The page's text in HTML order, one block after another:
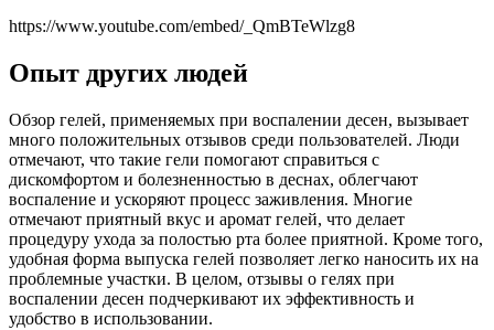
https://www.youtube.com/embed/_QmBTeWlzg8
Опыт других людей
Обзор гелей, применяемых при воспалении десен, вызывает
много положительных отзывов среди пользователей. Люди
отмечают, что такие гели помогают справиться с
дискомфортом и болезненностью в деснах, облегчают
воспаление и ускоряют процесс заживления. Многие
отмечают приятный вкус и аромат гелей, что делает
процедуру ухода за полостью рта более приятной. Кроме того,
удобная форма выпуска гелей позволяет легко наносить их на
проблемные участки. В целом, отзывы о гелях при
воспалении десен подчеркивают их эффективность и
удобство в использовании.